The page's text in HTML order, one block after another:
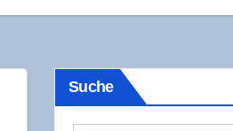
Suche